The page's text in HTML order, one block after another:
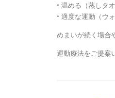
• 温める（蒸しタ
• 適度な運動（ウ
めまいが続く場合
運動療法をご提案